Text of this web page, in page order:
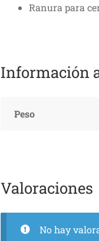
Ranura para
Información
Peso
Valoraciones
No hay